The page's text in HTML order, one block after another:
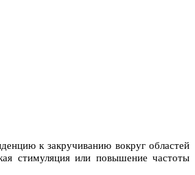
к закручиванию вокруг областей
стимуляция или повышение частоты